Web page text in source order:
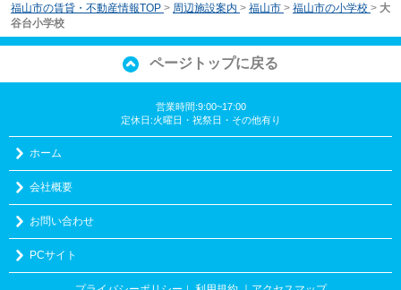
福山市の賃貸・不動産情報TOP > 周辺施設案内 > 福山市 > 福山市の小学校 > 大
谷台小学校
ページトップに戻る
営業時間:9:00~17:00
定休日:火曜日・祝祭日・その他有り
ホーム
会社概要
お問い合わせ
PCサイト